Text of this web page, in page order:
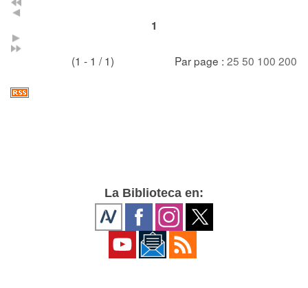
1
(1 - 1 / 1) Par page : 25 50 100 200
La Biblioteca en: